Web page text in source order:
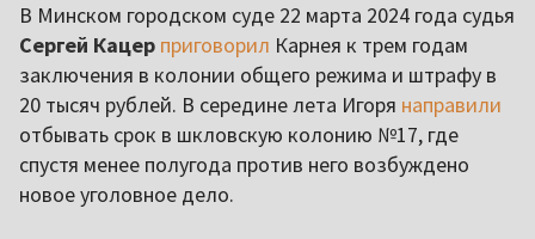
В Минском городском суде 22 марта 2024 года судья
Сергей Кацер приговорил Карнея к трем годам
заключения в колонии общего режима и штрафу в
20 тысяч рублей. В середине лета Игоря направили
отбывать срок в шкловскую колонию №17, где
спустя менее полугода против него возбуждено
новое уголовное дело.